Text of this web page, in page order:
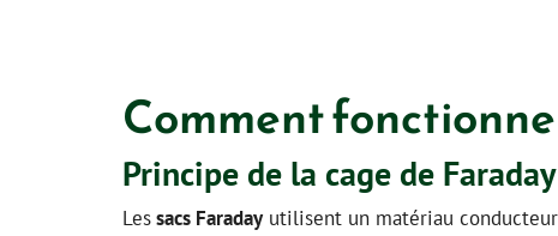
Comment
Principe de la cage de Faraday
Lessacs Faradayutilisent un matériau